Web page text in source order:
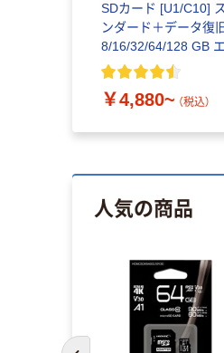
SDカード [U1/C10]
ンダード＋データ復
8/16/32/64/128 GB エ
コム
￥4,880~ （税込）
人気の商品